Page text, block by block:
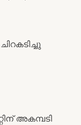
അകമ്പടി